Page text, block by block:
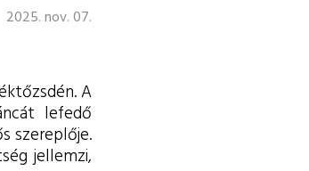
2025. nov. 07.
A
lefedő
szereplője.
jellemzi,